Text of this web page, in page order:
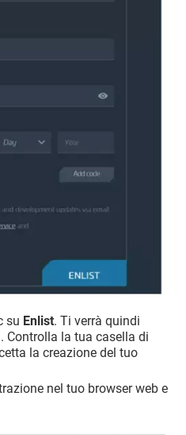
su Enlist. Ti verrà quindi
Controlla la tua casella di
la creazione del tuo
nel tuo browser web e